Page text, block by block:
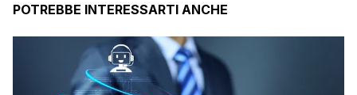
POTREBBE INTERESSARTI ANCHE